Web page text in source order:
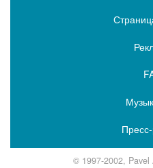
© 1997-2002, Pavel